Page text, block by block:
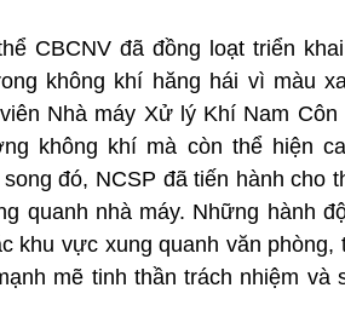
CBCNV đã đồng loạt triển
không khí hăng hái vì màu
Nhà máy Xử lý Khí Nam
không khí mà còn thể hiện
đó, NCSP đã tiến hành cho
quanh nhà máy. Những hành
khu vực xung quanh văn
mẽ tinh thần trách nhiệm và